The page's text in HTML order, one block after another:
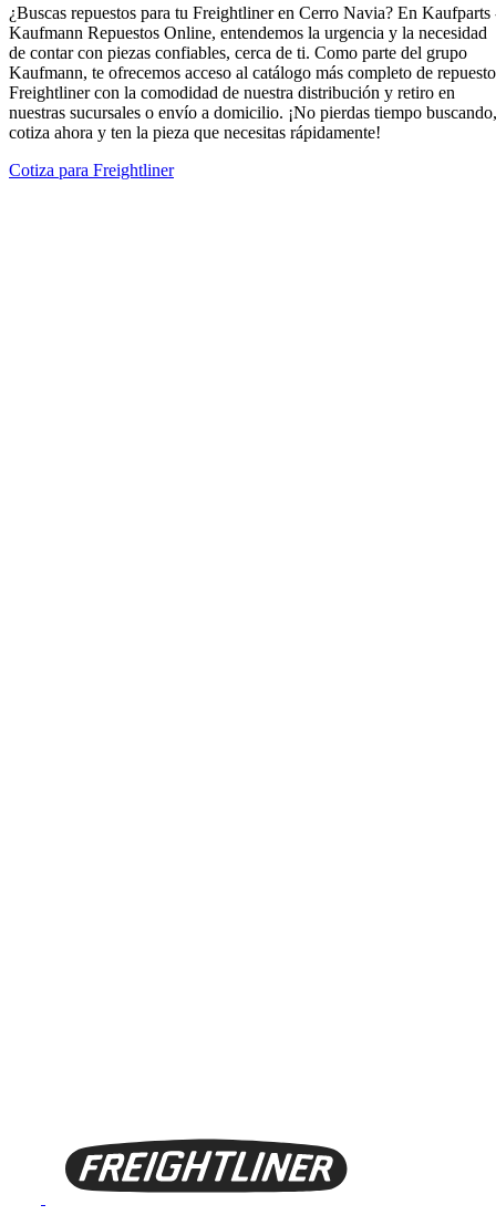
¿Buscas repuestos para tu Freightliner en Cerro Navia? En Kaufparts
Kaufmann Repuestos Online, entendemos la urgencia y la necesidad
de contar con piezas confiables, cerca de ti. Como parte del grupo
Kaufmann, te ofrecemos acceso al catálogo más completo de
Freightliner con la comodidad de nuestra distribución y retiro en
nuestras sucursales o envío a domicilio. ¡No pierdas tiempo buscando,
cotiza ahora y ten la pieza que necesitas rápidamente!
Cotiza para Freightliner